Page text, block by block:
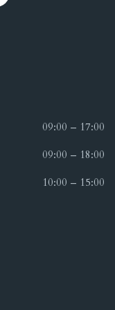
09:00 – 17:00
09:00 – 18:00
10:00 – 15:00